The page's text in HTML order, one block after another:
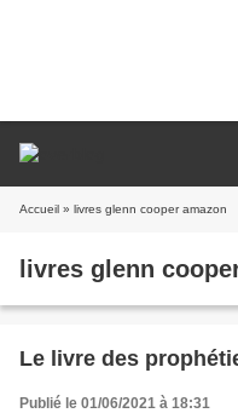
Accueil » livres glenn cooper amazon
livres glenn
Le livre des
Publié le 01/06/2021 à 18:31